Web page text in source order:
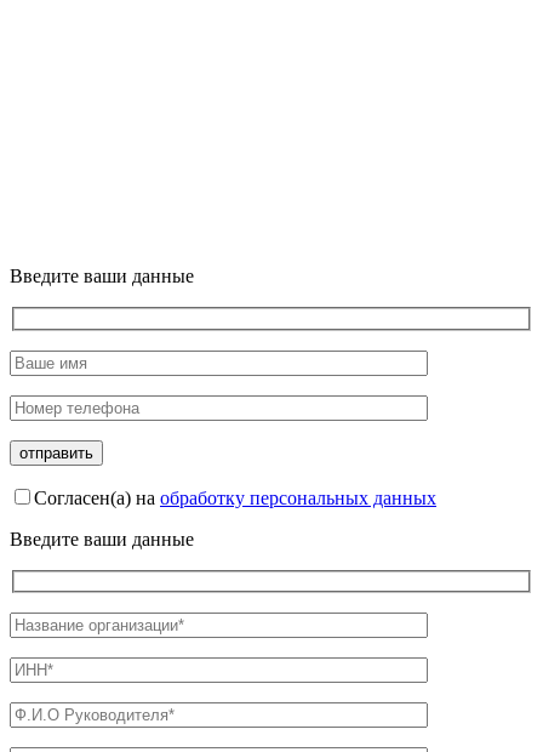
Введите ваши данные
Согласен(а) на обработку персональных данных
Введите ваши данные